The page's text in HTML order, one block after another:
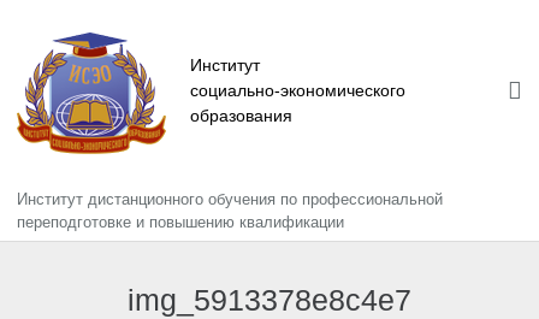
Институт
социально-экономического
образования
Главная
Институт дистанционного обучения по профессиональной
переподготовке и повышению квалификации
img_5913378e8c4e7